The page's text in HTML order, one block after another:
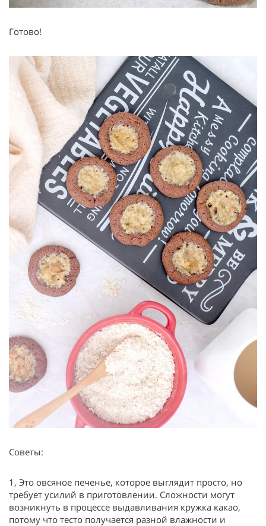
Готово!
Советы:
1, Это овсяное печенье, которое выглядит просто, но
требует усилий в приготовлении. Сложности могут
возникнуть в процессе выдавливания кружка какао,
потому что тесто получается разной влажности и